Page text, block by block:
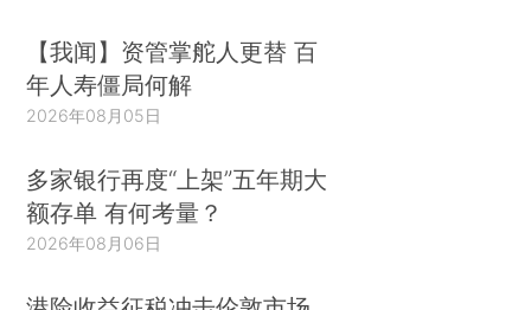
【我闻】资管掌舵人更替 百
年人寿僵局何解
2026年08月05日
多家银行再度“上架”五年期大
额存单 有何考量？
2026年08月06日